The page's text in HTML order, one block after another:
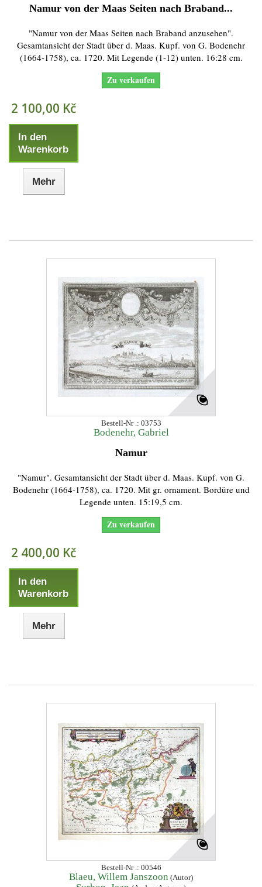
Namur von der Maas Seiten nach Braband...
"Namur von der Maas Seiten nach Braband anzusehen".
Gesamtansicht der Stadt über d. Maas. Kupf. von G. Bodenehr
(1664-1758), ca. 1720. Mit Legende (1-12) unten. 16:28 cm.
Zu verkaufen
2 100,00 Kč
In den
Warenkorb
Mehr
Bestell-Nr .: 03753
Bodenehr, Gabriel
Namur
"Namur". Gesamtansicht der Stadt über d. Maas. Kupf. von G.
Bodenehr (1664-1758), ca. 1720. Mit gr. ornament. Bordüre und
Legende unten. 15:19,5 cm.
Zu verkaufen
2 400,00 Kč
In den
Warenkorb
Mehr
Bestell-Nr .: 00546
Blaeu, Willem Janszoon (Autor)